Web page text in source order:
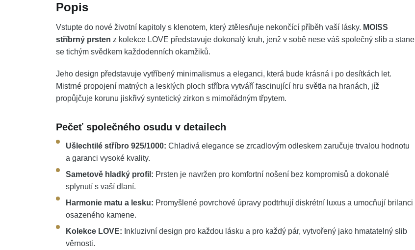
Popis
Vstupte do nové životní kapitoly s klenotem, který ztělesňuje nekončící příběh vaší lásky. MOISS
stříbrný prsten z kolekce LOVE představuje dokonalý kruh, jenž v sobě nese váš společný slib a stane
se tichým svědkem každodenních okamžiků.
Jeho design představuje vytříbený minimalismus a eleganci, která bude krásná i po desítkách let.
Mistrné propojení matných a lesklých ploch stříbra vytváří fascinující hru světla na hranách, jíž
propůjčuje korunu jiskřivý syntetický zirkon s mimořádným třpytem.
Pečeť společného osudu v detailech
Ušlechtilé stříbro 925/1000: Chladivá elegance se zrcadlovým odleskem zaručuje trvalou hodnotu
a garanci vysoké kvality.
Sametově hladký profil: Prsten je navržen pro komfortní nošení bez kompromisů a dokonalé
splynutí s vaší dlaní.
Harmonie matu a lesku: Promyšlené povrchové úpravy podtrhují diskrétní luxus a umocňují brilanci
osazeného kamene.
Kolekce LOVE: Inkluzivní design pro každou lásku a pro každý pár, vytvořený jako hmatatelný slib
věrnosti.